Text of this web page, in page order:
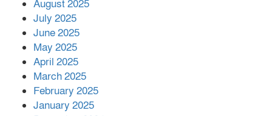
August 2025
July 2025
June 2025
May 2025
April 2025
March 2025
February 2025
January 2025